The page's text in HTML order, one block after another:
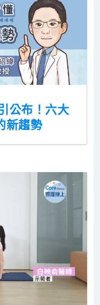
公布！六大
新趨勢